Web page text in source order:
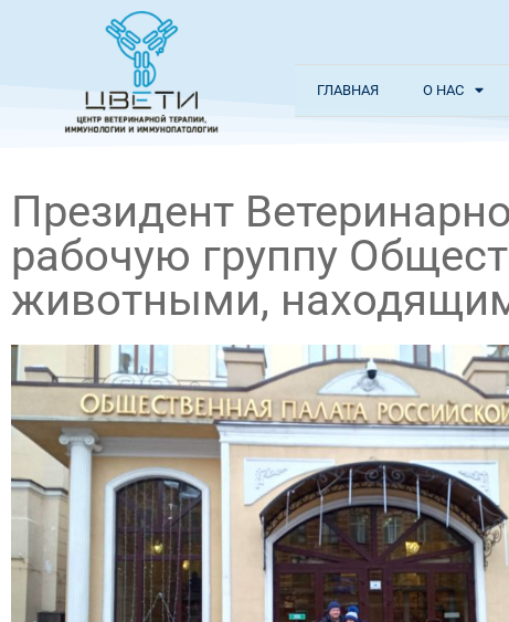
ГЛАВНАЯ О НАС
Президент
рабочую группу
животными,